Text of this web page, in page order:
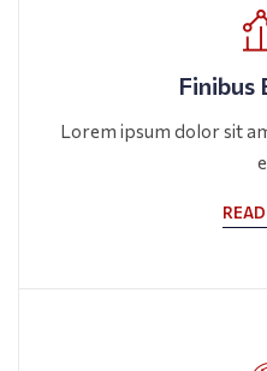
Finibus
Lorem ipsum dolor sit